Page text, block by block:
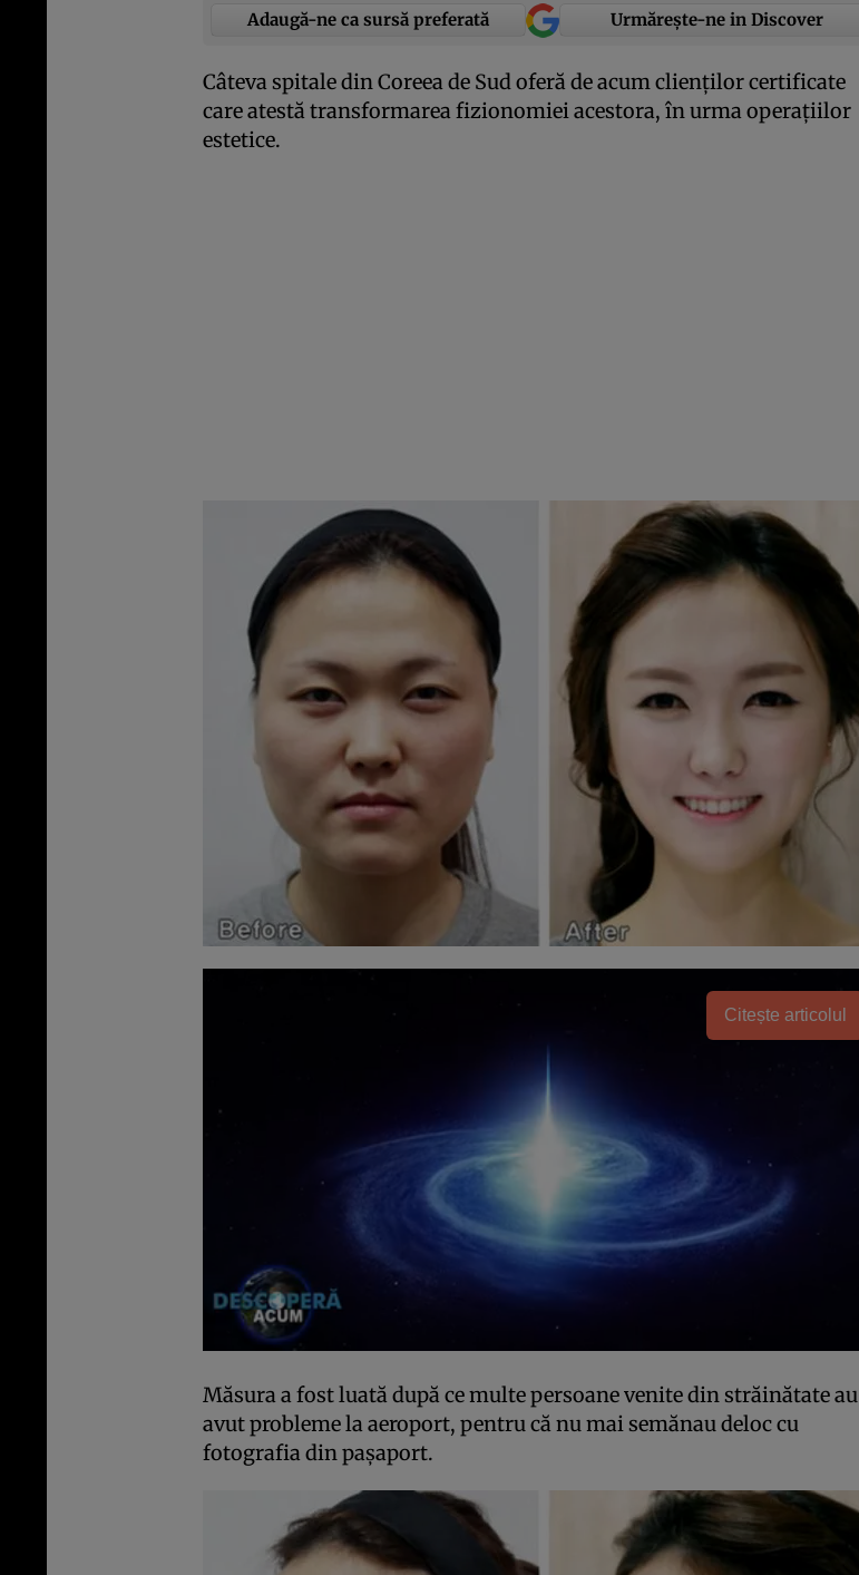
Adaugă-ne ca sursă preferată Urmărește-ne in Discover
Câteva spitale din Coreea de Sud oferă de acum clienţilor certificate
care atestă transformarea fizionomiei acestora, în urma operaţiilor
estetice.
Citește articolul
Măsura a fost luată după ce multe persoane venite din străinătate au
avut probleme la aeroport, pentru că nu mai semănau deloc cu
fotografia din paşaport.